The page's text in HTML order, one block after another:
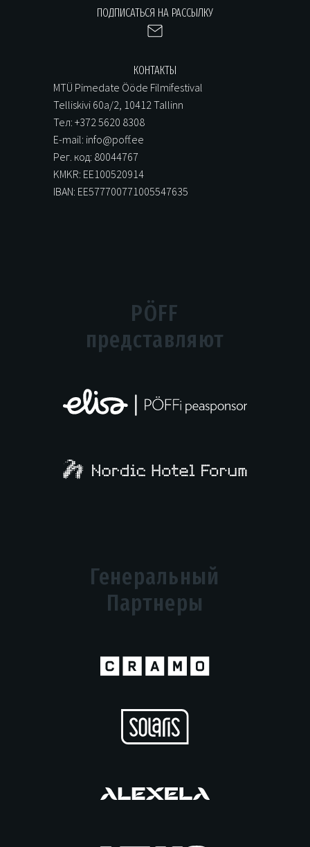
ПОДПИСАТЬСЯ НА РАССЫЛКУ
КОНТАКТЫ
MTÜ Pimedate Ööde Filmifestival
Telliskivi 60a/2, 10412 Tallinn
Тел: +372 5620 8308
E-mail: info@poff.ee
Рег. код: 80044767
KMKR: EE100520914
IBAN: EE577700771005547635
PÖFF
представляют
Генеральный
Партнеры